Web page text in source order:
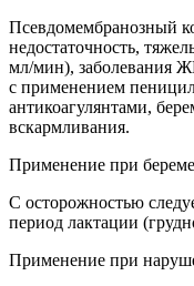
Псевдомембранозный
недостаточность,
мл/мин), заболевания
с применением
антикоагулянтами,
вскармливания.
Применение при
С осторожностью
период лактации
Применение при